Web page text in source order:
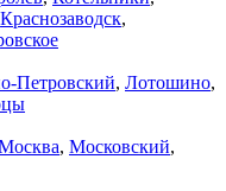
Краснозаводск,
Петровский, Лотошино,
, Московский,